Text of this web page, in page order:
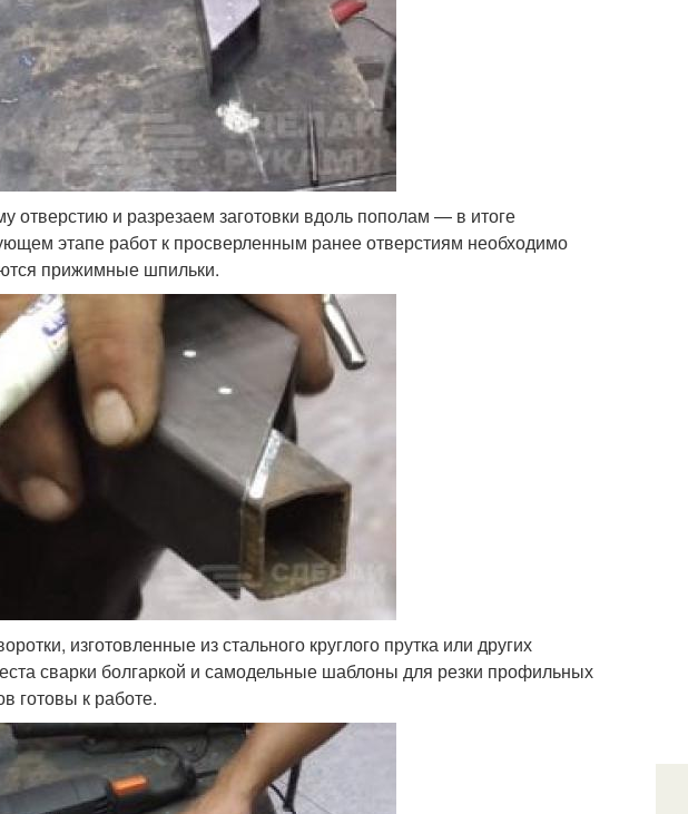
отверстию и разрезаем заготовки вдоль пополам — в итоге
этапе работ к просверленным ранее отверстиям необходимо
прижимные шпильки.
изготовленные из стального круглого прутка или других
сварки болгаркой и самодельные шаблоны для резки профильных
готовы к работе.